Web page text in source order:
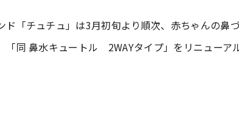
#コミックエッセイ #共働き夫婦の
ド「チュチュ」は3月初旬より順次、赤ちゃんの鼻
同 鼻水キュートル 2WAYタイプ」をリニューアル